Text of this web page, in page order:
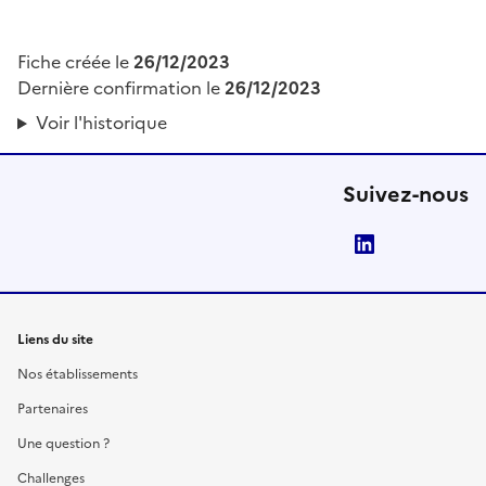
Fiche créée le26/12/2023
Dernière confirmation le26/12/2023
Voir l'historique
Suivez-nous
Liens du site
Nos établissements
Partenaires
Une question ?
Challenges